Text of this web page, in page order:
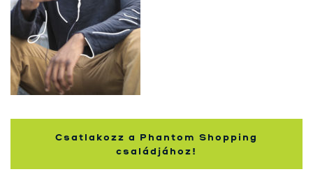
Csatlakozz a Phantom Shopping
családjához!